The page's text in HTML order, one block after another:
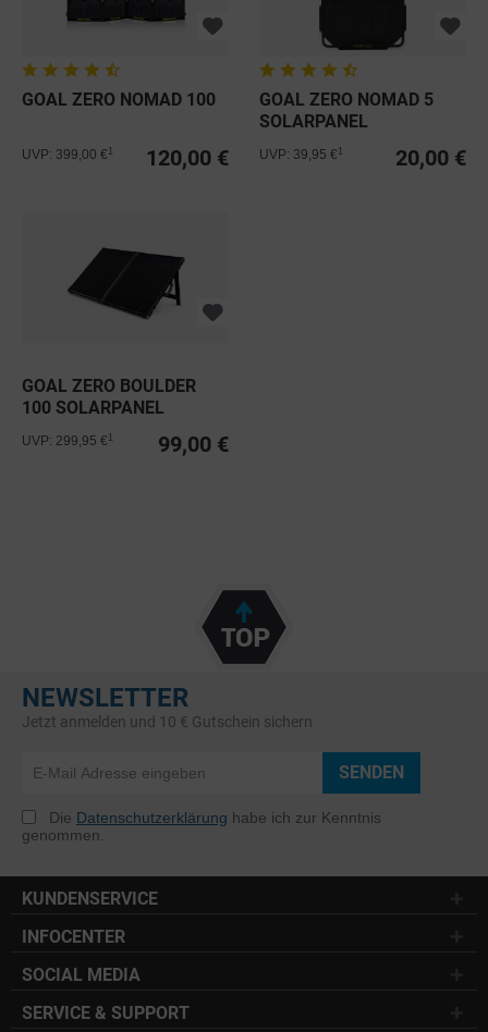
GOAL ZERO NOMAD 100
120,00 €
UVP: 399,00 €
GOAL ZERO NOMAD 5
SOLARPANEL
20,00 €
UVP: 39,95 €
GOAL ZERO BOULDER
100 SOLARPANEL
BRIEFCASE
99,00 €
UVP: 299,95 €
NEWSLETTER
Jetzt anmelden und 10 € Gutschein sichern
SENDEN
Die Datenschutzerklärung habe ich zur Kenntnis
genommen.
KUNDENSERVICE
INFOCENTER
SOCIAL MEDIA
SERVICE & SUPPORT